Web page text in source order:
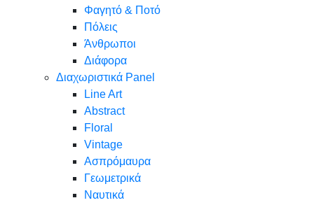
Φαγητό & Ποτό
Πόλεις
Άνθρωποι
Διάφορα
Διαχωριστικά Panel
Line Art
Abstract
Floral
Vintage
Ασπρόμαυρα
Γεωμετρικά
Ναυτικά